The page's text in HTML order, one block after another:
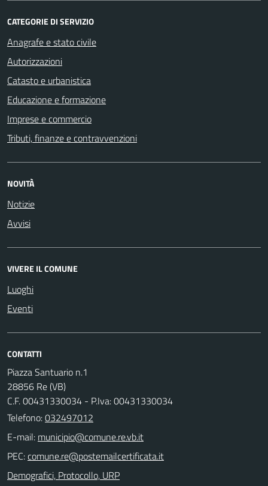
CATEGORIE DI SERVIZIO
Anagrafe e stato civile
Autorizzazioni
Catasto e urbanistica
Educazione e formazione
Imprese e commercio
Tributi, finanze e contravvenzioni
NOVITÀ
Notizie
Avvisi
VIVERE IL COMUNE
Luoghi
Eventi
CONTATTI
Piazza Santuario n.1
28856 Re (VB)
C.F. 00431330034 - P.Iva: 00431330034
Telefono:032497012
E-mail:
PEC:
Demografici, Protocollo, URP